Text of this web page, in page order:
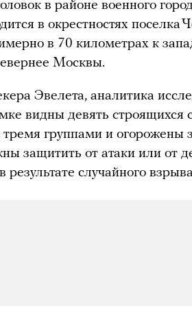
в районе военного
в окрестностях поселка
в 70 километрах к
Москвы.
Эвелета, аналитика
видны девять
группами и огорожены
защитить от атаки или от
результате случайного